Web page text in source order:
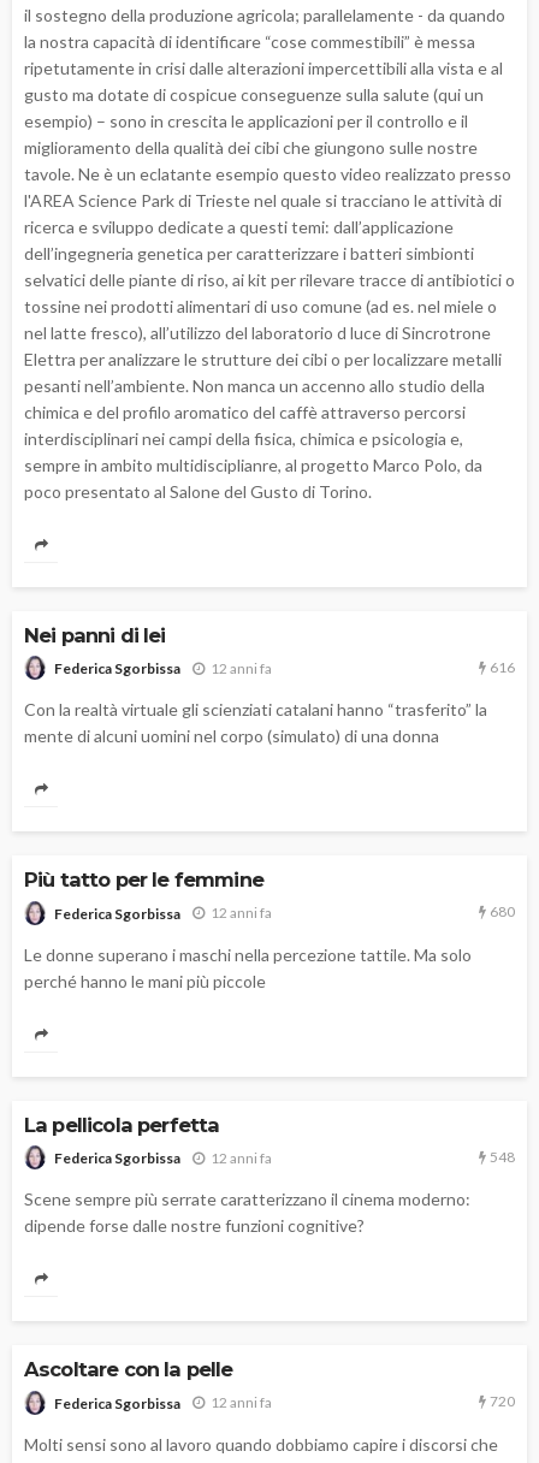
il sostegno della produzione agricola; parallelamente - da quando
la nostra capacità di identificare “cose commestibili” è messa
ripetutamente in crisi dalle alterazioni impercettibili alla vista e al
gusto ma dotate di cospicue conseguenze sulla salute (qui un
esempio) – sono in crescita le applicazioni per il controllo e il
miglioramento della qualità dei cibi che giungono sulle nostre
tavole. Ne è un eclatante esempio questo video realizzato presso
l'AREA Science Park di Trieste nel quale si tracciano le attività di
ricerca e sviluppo dedicate a questi temi: dall’applicazione
dell’ingegneria genetica per caratterizzare i batteri simbionti
selvatici delle piante di riso, ai kit per rilevare tracce di antibiotici o
tossine nei prodotti alimentari di uso comune (ad es. nel miele o
nel latte fresco), all’utilizzo del laboratorio d luce di Sincrotrone
Elettra per analizzare le strutture dei cibi o per localizzare metalli
pesanti nell’ambiente. Non manca un accenno allo studio della
chimica e del profilo aromatico del caffè attraverso percorsi
interdisciplinari nei campi della fisica, chimica e psicologia e,
sempre in ambito multidisciplianre, al progetto Marco Polo, da
poco presentato al Salone del Gusto di Torino.
Nei panni di lei
Federica Sgorbissa 12 anni fa 616
Con la realtà virtuale gli scienziati catalani hanno “trasferito” la
mente di alcuni uomini nel corpo (simulato) di una donna
Più tatto per le femmine
Federica Sgorbissa 12 anni fa 680
Le donne superano i maschi nella percezione tattile. Ma solo
perché hanno le mani più piccole
La pellicola perfetta
Federica Sgorbissa 12 anni fa 548
Scene sempre più serrate caratterizzano il cinema moderno:
dipende forse dalle nostre funzioni cognitive?
Ascoltare con la pelle
Federica Sgorbissa 12 anni fa 720
Molti sensi sono al lavoro quando dobbiamo capire i discorsi che